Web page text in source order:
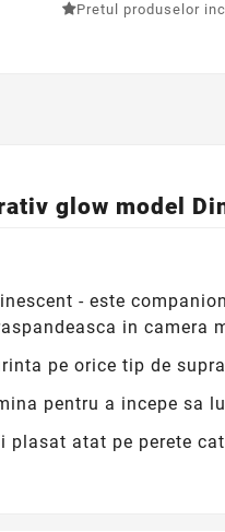
Pretul produselor
glow model
- este
in
pe orice tip de
pentru a incepe sa
atat pe perete